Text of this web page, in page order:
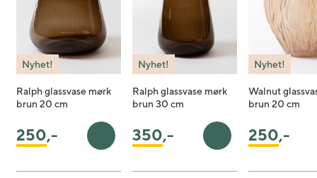
Nyhet!
Ralph glassvase mørk
brun 20 cm
250,- Legg i handlekurv
Nyhet!
Ralph glassvase mørk
brun 30 cm
350,- Legg i handlekurv
Nyhet!
Walnut
brun 20 cm
250,-